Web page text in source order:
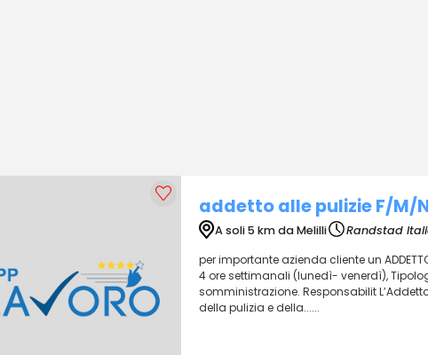
addetto alle pulizie F/M/
A soli 5 km da Melilli
Randstad
per importante azienda cliente un
4 ore settimanali (lunedì- venerdì),
somministrazione. Responsabilit
della pulizia e della......